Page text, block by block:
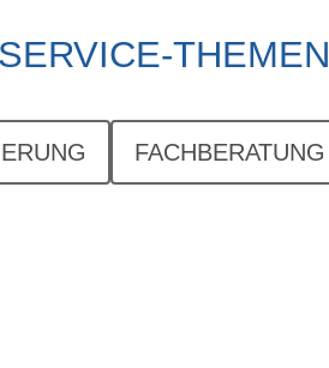
THEMEN
FACHBERATUNG